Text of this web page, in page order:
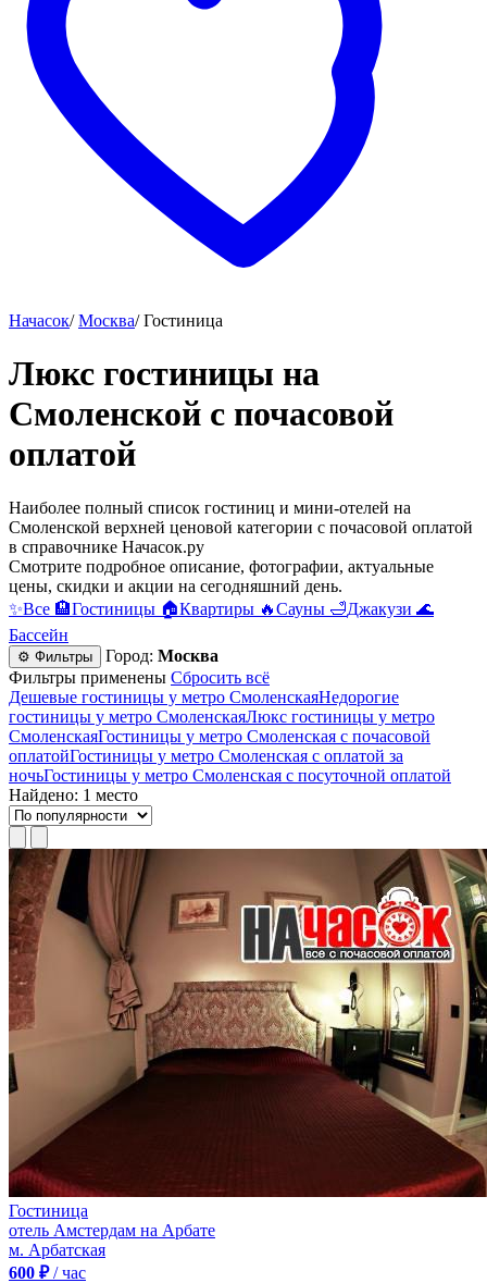
Начасок/ Москва/ Гостиница
Люкс гостиницы на
Смоленской c почасовой
оплатой
Наиболее полный список гостиниц и мини-отелей на
Смоленской верхней ценовой категории c почасовой оплатой
в справочнике Начасок.ру
Смотрите подробное описание, фотографии, актуальные
цены, скидки и акции на сегодняшний день.
✨Все 🏨Гостиницы 🏠Квартиры 🔥Сауны 🛁Джакузи 🌊
Бассейн
⚙ Фильтры Город: Москва
Фильтры применены Сбросить всё
Дешевые гостиницы у метро СмоленскаяНедорогие
гостиницы у метро СмоленскаяЛюкс гостиницы у метро
СмоленскаяГостиницы у метро Смоленская c почасовой
оплатойГостиницы у метро Смоленская с оплатой за
ночьГостиницы у метро Смоленская c посуточной оплатой
Найдено: 1 место
Гостиница
отель Амстердам на Арбате
м. Арбатская
600 ₽/ час